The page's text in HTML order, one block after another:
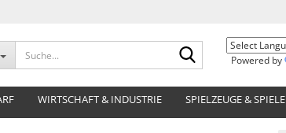
Suche...
Powered by
WIRTSCHAFT & INDUSTRIE SPIELZEUGE & SPIELE